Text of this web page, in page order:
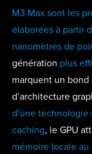
M3 Max sont les
élaborées à partir
nanomètres de
génération plus
marquent un
d’architecture
d’une
caching, le GPU
mémoire locale